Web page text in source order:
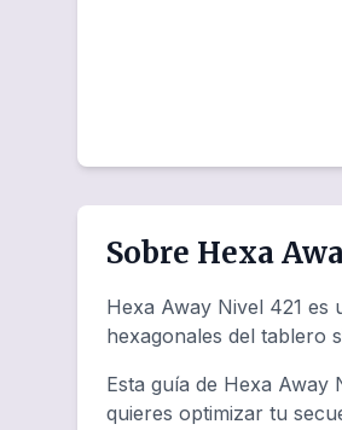
Sobre Hexa
Hexa Away Nivel 421 es
hexagonales del tablero
Esta guía de Hexa
quieres optimizar tu